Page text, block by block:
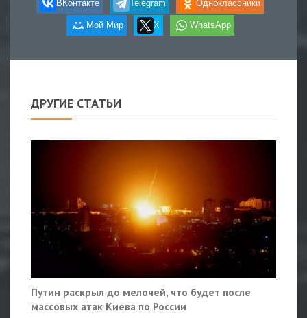
ВКонтакте Telegram Одноклассники
Мой Мир X WhatsApp
ДРУГИЕ СТАТЬИ
Путин раскрыл до мелочей, что будет после
массовых атак Киева по России